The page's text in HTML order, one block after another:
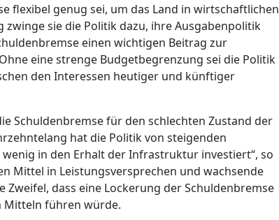
flexibel genug sei, um das Land in wirtschaftlichen
sie die Politik dazu, ihre Ausgabenpolitik
einen wichtigen Beitrag zur
eine strenge Budgetbegrenzung sei die Politik
den Interessen heutiger und künftiger
Schuldenbremse für den schlechten Zustand der
hat die Politik von steigenden
in den Erhalt der Infrastruktur investiert“, so
Mittel in Leistungsversprechen und wachsende
dass eine Lockerung der Schuldenbremse
Mitteln führen würde.